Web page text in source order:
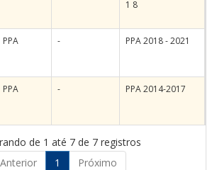
1 8
PPA - PPA 2018 - 2021
PPA - PPA 2014-2017
de 1 até 7 de 7 registros
Anterior
1 Próximo